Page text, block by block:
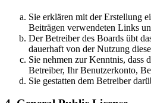
Sie erklären mit der Erstellung
Beiträgen verwendeten Links
Der Betreiber des Boards übt
dauerhaft von der Nutzung
Sie nehmen zur Kenntnis, dass
Betreiber, Ihr Benutzerkonto,
Sie gestatten dem Betreiber